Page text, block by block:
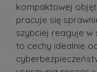
kompaktowej
pracuje się
szybciej reaguje w
to cechy idealnie